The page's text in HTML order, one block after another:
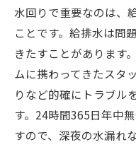
水回りで重要なのは、
ことです。給排水は問
きたすことがあります
ムに携わってきたスタ
りなど的確にトラブル
す。24時間365日年中
すので、深夜の水漏れ